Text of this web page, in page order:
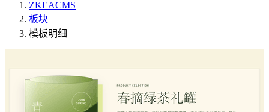
ZKEACMS
板块
模板明细